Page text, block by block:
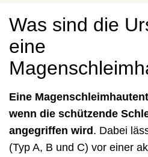
Was sind die
eine
Eine
wenn die schützende
angegriffen wird. Dabei
(Typ A, B und C) vor einer